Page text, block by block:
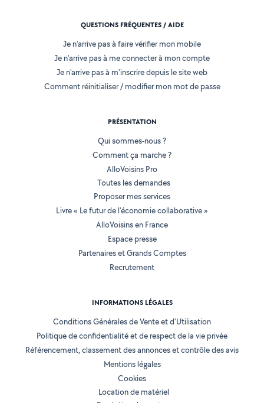
QUESTIONS FRÉQUENTES / AIDE
Je n'arrive pas à faire vérifier mon mobile
Je n'arrive pas à me connecter à mon compte
Je n'arrive pas à m'inscrire depuis le site web
Comment réinitialiser / modifier mon mot de passe
PRÉSENTATION
Qui sommes-nous ?
Comment ça marche ?
AlloVoisins Pro
Toutes les demandes
Proposer mes services
Livre « Le futur de l'économie collaborative »
AlloVoisins en France
Espace presse
Partenaires et Grands Comptes
Recrutement
INFORMATIONS LÉGALES
Conditions Générales de Vente et d'Utilisation
Politique de confidentialité et de respect de la vie privée
Référencement, classement des annonces et contrôle des avis
Mentions légales
Cookies
Location de matériel